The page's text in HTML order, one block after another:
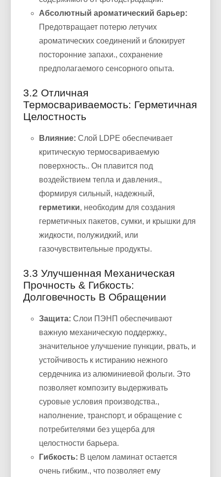
Абсолютный ароматический барьер:
Предотвращает потерю летучих
ароматических соединений и блокирует
посторонние запахи., сохранение
предполагаемого сенсорного опыта.
3.2 Отличная
Термосвариваемость: Герметичная
Целостность
Влияние: Слой LDPE обеспечивает
критическую термосвариваемую
поверхность.. Он плавится под
воздействием тепла и давления.,
формируя сильный, надежный,
герметики, необходим для создания
герметичных пакетов, сумки, и крышки для
жидкости, полужидкий, или
газочувствительные продукты.
3.3 Улучшенная Механическая
Прочность & Гибкость:
Долговечность В Обращении
Защита: Слои ПЭНП обеспечивают
важную механическую поддержку.,
значительное улучшение пункции, рвать, и
устойчивость к истиранию нежного
сердечника из алюминиевой фольги. Это
позволяет композиту выдерживать
суровые условия производства.,
наполнение, транспорт, и обращение с
потребителями без ущерба для
целостности барьера.
Гибкость: В целом ламинат остается
очень гибким., что позволяет ему